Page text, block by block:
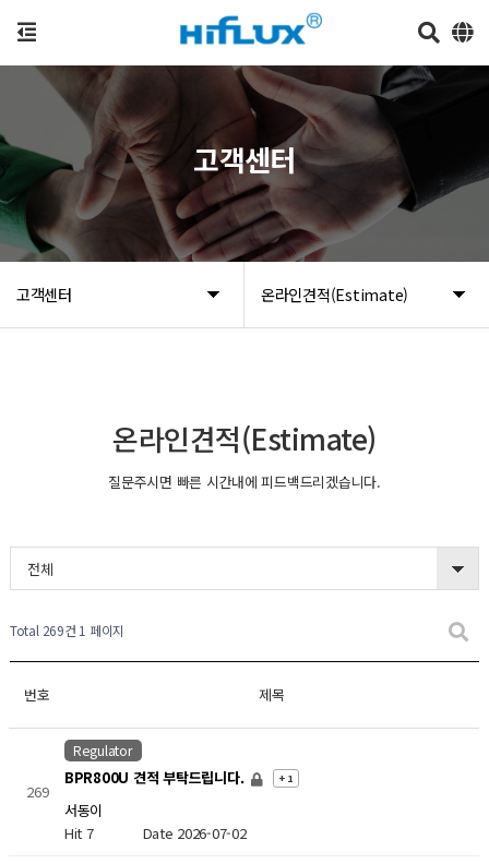
고객센터 온라인견적(Estimate)
고객센터
온라인견적(Estimate)
질문주시면 빠른 시간내에 피드백드리겠습니다.
전체
Total 269건 1 페이지
번호 제목
269
Regulator
BPR800U 견적 부탁드립니다. + 1
서동이
Hit 7 Date 2026-07-02